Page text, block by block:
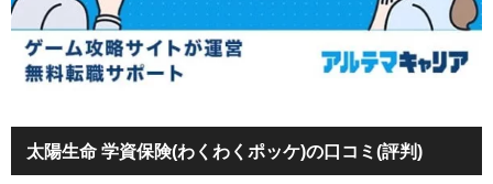
太陽生命 学資保険(わくわくポッケ)の口コミ(評判)